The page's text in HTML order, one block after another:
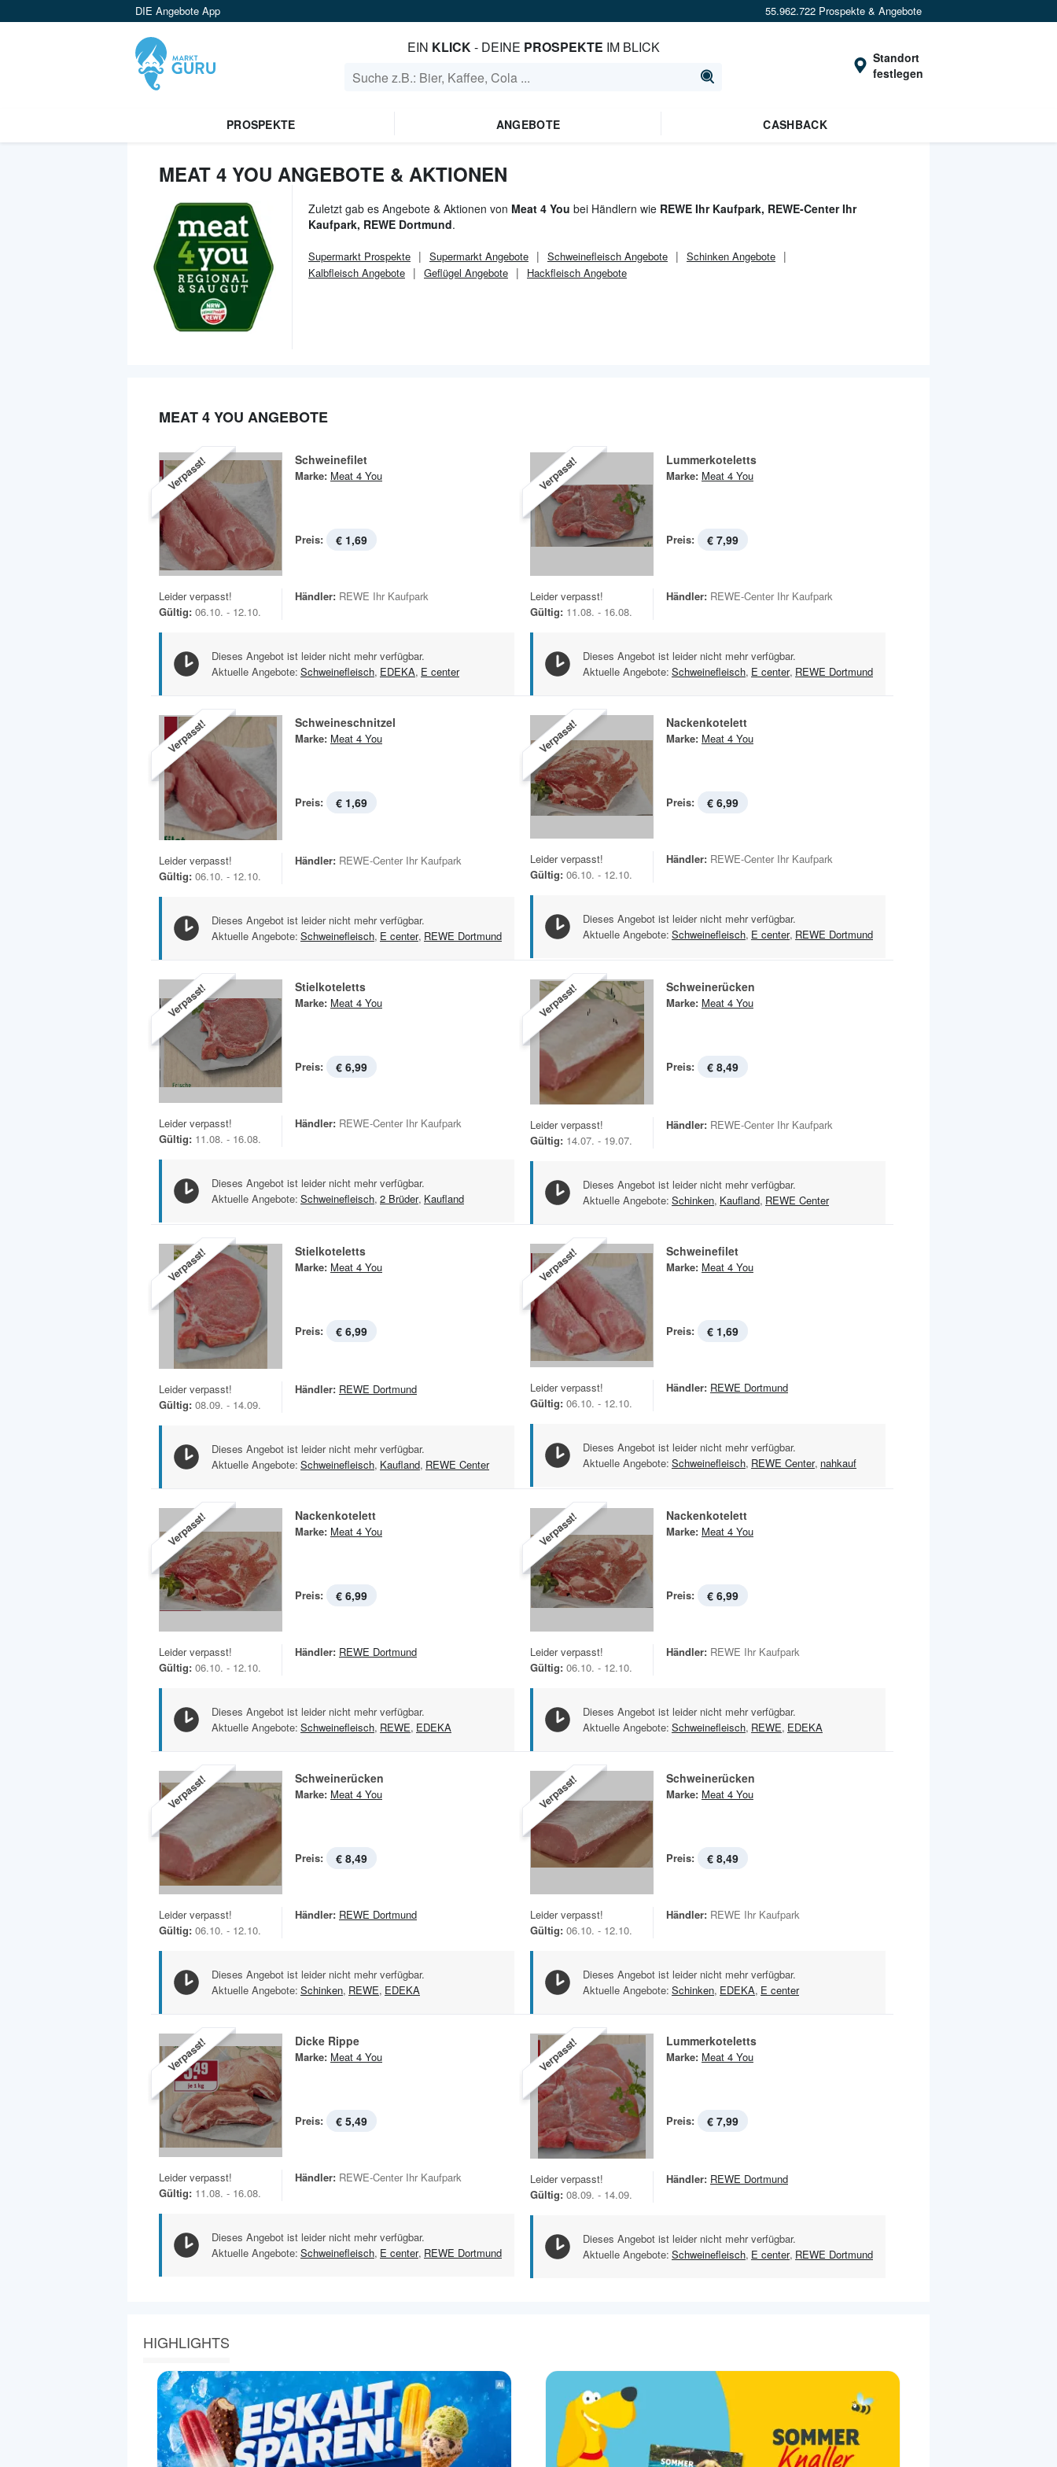
DIE Angebote App 55.962.722 Prospekte & Angebote
EIN KLICK- DEINE PROSPEKTE IM BLICK
Standort
festlegen
PROSPEKTE ANGEBOTE CASHBACK
MEAT 4 YOU ANGEBOTE & AKTIONEN
Zuletzt gab es Angebote & Aktionen von Meat 4 You bei Händlern wie REWE Ihr Kaufpark, REWE-Center Ihr
Kaufpark, REWE Dortmund.
Supermarkt Prospekte Supermarkt Angebote Schweinefleisch Angebote
Schinken Angebote
Kalbfleisch Angebote
Geflügel Angebote Hackfleisch Angebote
MEAT 4 YOU ANGEBOTE
Verpasst! Schweinefilet
Marke: Meat 4 You
Preis: € 1,69
Leider verpasst!
Gültig: 06.10. - 12.10.
Händler: REWE Ihr Kaufpark
Dieses Angebot ist leider nicht mehr verfügbar.
Aktuelle Angebote: Schweinefleisch, EDEKA, E center
Verpasst! Lummerkoteletts
Marke: Meat 4 You
Preis: € 7,99
Leider verpasst!
Gültig: 11.08. - 16.08.
Händler: REWE-Center Ihr Kaufpark
Dieses Angebot ist leider nicht mehr verfügbar.
Aktuelle Angebote: Schweinefleisch, E center, REWE Dortmund
Verpasst! Schweineschnitzel
Marke: Meat 4 You
Preis: € 1,69
Leider verpasst!
Gültig: 06.10. - 12.10.
Händler: REWE-Center Ihr Kaufpark
Dieses Angebot ist leider nicht mehr verfügbar.
Aktuelle Angebote: Schweinefleisch, E center, REWE Dortmund
Verpasst! Nackenkotelett
Marke: Meat 4 You
Preis: € 6,99
Leider verpasst!
Gültig: 06.10. - 12.10.
Händler: REWE-Center Ihr Kaufpark
Dieses Angebot ist leider nicht mehr verfügbar.
Aktuelle Angebote: Schweinefleisch, E center, REWE Dortmund
Verpasst! Stielkoteletts
Marke: Meat 4 You
Preis: € 6,99
Leider verpasst!
Gültig: 11.08. - 16.08.
Händler: REWE-Center Ihr Kaufpark
Dieses Angebot ist leider nicht mehr verfügbar.
Aktuelle Angebote: Schweinefleisch, 2 Brüder, Kaufland
Verpasst! Schweinerücken
Marke: Meat 4 You
Preis: € 8,49
Leider verpasst!
Gültig: 14.07. - 19.07.
Händler: REWE-Center Ihr Kaufpark
Dieses Angebot ist leider nicht mehr verfügbar.
Aktuelle Angebote: Schinken, Kaufland, REWE Center
Verpasst! Stielkoteletts
Marke: Meat 4 You
Preis: € 6,99
Leider verpasst!
Gültig: 08.09. - 14.09.
Händler: REWE Dortmund
Dieses Angebot ist leider nicht mehr verfügbar.
Aktuelle Angebote: Schweinefleisch, Kaufland, REWE Center
Verpasst! Schweinefilet
Marke: Meat 4 You
Preis: € 1,69
Leider verpasst!
Gültig: 06.10. - 12.10.
Händler: REWE Dortmund
Dieses Angebot ist leider nicht mehr verfügbar.
Aktuelle Angebote: Schweinefleisch, REWE Center, nahkauf
Verpasst! Nackenkotelett
Marke: Meat 4 You
Preis: € 6,99
Leider verpasst!
Gültig: 06.10. - 12.10.
Händler: REWE Dortmund
Dieses Angebot ist leider nicht mehr verfügbar.
Aktuelle Angebote: Schweinefleisch, REWE, EDEKA
Verpasst! Nackenkotelett
Marke: Meat 4 You
Preis: € 6,99
Leider verpasst!
Gültig: 06.10. - 12.10.
Händler: REWE Ihr Kaufpark
Dieses Angebot ist leider nicht mehr verfügbar.
Aktuelle Angebote: Schweinefleisch, REWE, EDEKA
Verpasst! Schweinerücken
Marke: Meat 4 You
Preis: € 8,49
Leider verpasst!
Gültig: 06.10. - 12.10.
Händler: REWE Dortmund
Dieses Angebot ist leider nicht mehr verfügbar.
Aktuelle Angebote: Schinken, REWE, EDEKA
Verpasst! Schweinerücken
Marke: Meat 4 You
Preis: € 8,49
Leider verpasst!
Gültig: 06.10. - 12.10.
Händler: REWE Ihr Kaufpark
Dieses Angebot ist leider nicht mehr verfügbar.
Aktuelle Angebote: Schinken, EDEKA, E center
Verpasst! Dicke Rippe
Marke: Meat 4 You
Preis: € 5,49
Leider verpasst!
Gültig: 11.08. - 16.08.
Händler: REWE-Center Ihr Kaufpark
Dieses Angebot ist leider nicht mehr verfügbar.
Aktuelle Angebote: Schweinefleisch, E center, REWE Dortmund
Verpasst! Lummerkoteletts
Marke: Meat 4 You
Preis: € 7,99
Leider verpasst!
Gültig: 08.09. - 14.09.
Händler: REWE Dortmund
Dieses Angebot ist leider nicht mehr verfügbar.
Aktuelle Angebote: Schweinefleisch, E center, REWE Dortmund
HIGHLIGHTS